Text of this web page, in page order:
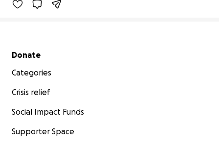
Secondary menu
Donate
Categories
Crisis relief
Social Impact Funds
Supporter Space